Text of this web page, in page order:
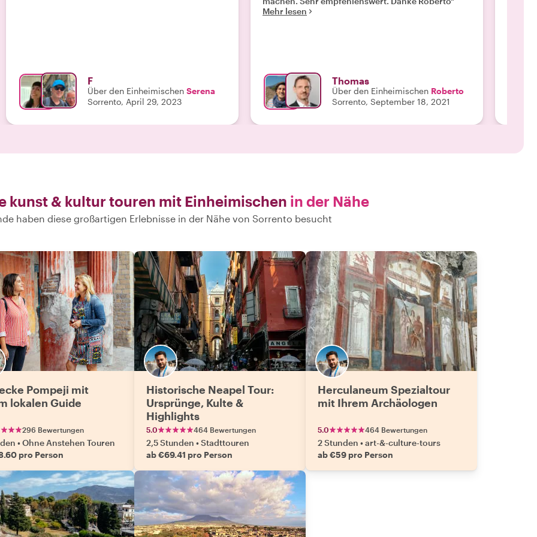
F
Über den Einheimischen Serena
Sorrento, April 29, 2023
Mehr lesen
Thomas
Über den Einheimischen Roberto
Sorrento, September 18, 2021
kunst & kultur touren mit Einheimischen in der Nähe
haben diese großartigen Erlebnisse in der Nähe von Sorrento besucht
Pompeji mit
lokalen Guide
296 Bewertungen
•Ohne Anstehen Touren
pro Person
Historische Neapel Tour:
Ursprünge, Kulte &
Highlights
5.0 464 Bewertungen
2,5 Stunden •Stadttouren
ab €69.41 pro Person
Herculaneum Spezialtour
mit Ihrem Archäologen
5.0 464 Bewertungen
2 Stunden •art-&-culture-tours
ab €59 pro Person